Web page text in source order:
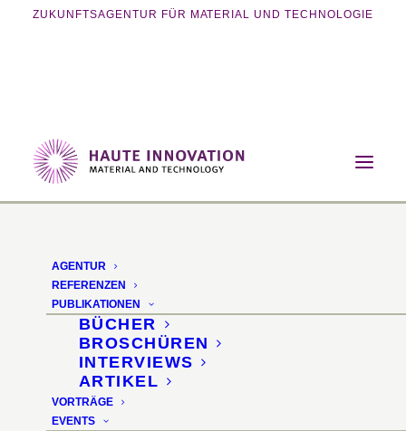
ZUKUNFTSAGENTUR FÜR MATERIAL UND TECHNOLOGIE
AGENTUR
REFERENZEN
PUBLIKATIONEN
BÜCHER
BROSCHÜREN
INTERVIEWS
ARTIKEL
VORTRÄGE
EVENTS
Home Magazin
Nachhaltigkeit
Rebrush Reinigungsset mit Luffa
Rebrush
Reinigungsset aus der
natürlichen
Schwammstruktur Luffa